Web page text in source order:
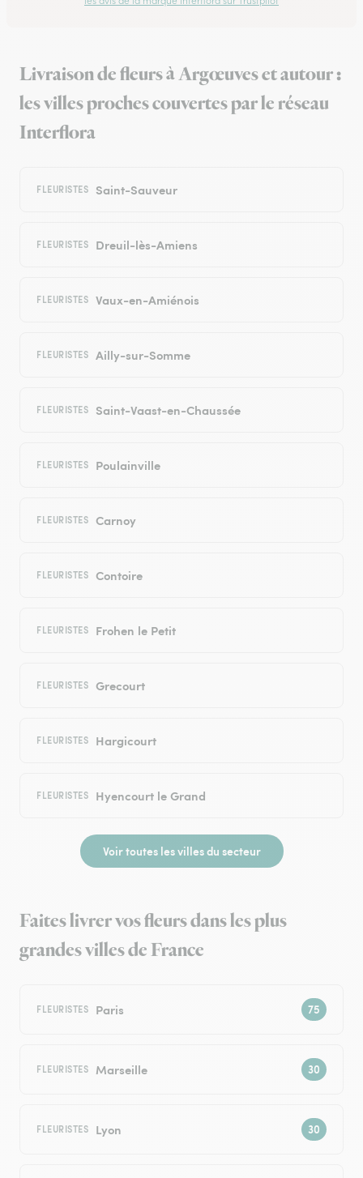
Livraison de fleurs à Argœuves et autour :
les villes proches couvertes par le réseau
Interflora
FLEURISTES Saint-Sauveur
FLEURISTES Dreuil-lès-Amiens
FLEURISTES Vaux-en-Amiénois
FLEURISTES Ailly-sur-Somme
FLEURISTES Saint-Vaast-en-Chaussée
FLEURISTES Poulainville
FLEURISTES Carnoy
FLEURISTES Contoire
FLEURISTES Frohen le Petit
FLEURISTES Grecourt
FLEURISTES Hargicourt
FLEURISTES Hyencourt le Grand
Voir toutes les villes du secteur
Faites livrer vos fleurs dans les plus
grandes villes de France
FLEURISTES Paris
FLEURISTES Marseille
FLEURISTES Lyon